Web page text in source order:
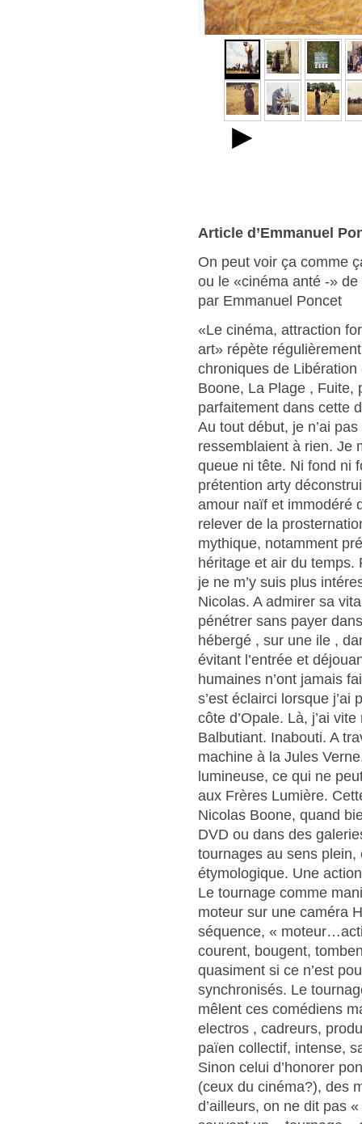
►
Article d’Emmanuel
On peut voir ça comme
ou le «cinéma anté -»
par Emmanuel Poncet
«Le cinéma, attraction
art» répète
chroniques de
Boone, La Plage , Fuite,
parfaitement dans cette
Au tout début, je n’ai
ressemblaient à rien. Je
queue ni tête. Ni fond ni
prétention arty
amour naïf et immodéré
relever de la
mythique, notamment
héritage et air du temps.
je ne m’y suis plus
Nicolas. A admirer sa
pénétrer sans payer
hébergé , sur une ile ,
évitant l’entrée et
humaines n’ont jamais
s’est éclairci lorsque
côte d’Opale. Là, j’ai
Balbutiant. Inabouti. A
machine à la Jules
lumineuse, ce qui ne
aux Frères Lumière.
Nicolas Boone, quand
DVD ou dans des
tournages au sens
étymologique. Une
Le tournage comme
moteur sur une caméra
séquence, «
courent, bougent,
quasiment si ce n’est
synchronisés. Le
mêlent ces comédiens
electros , cadreurs,
païen collectif, intense,
Sinon celui d’honorer
(ceux du cinéma?), des
d’ailleurs, on ne dit pas